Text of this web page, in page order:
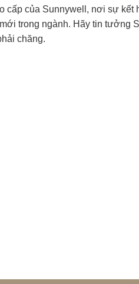
cấp của Sunnywell, nơi sự kết
trong ngành. Hãy tin tưởng
chăng.